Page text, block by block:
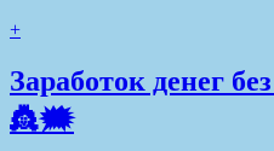
+
Заработок денег
👸🗯